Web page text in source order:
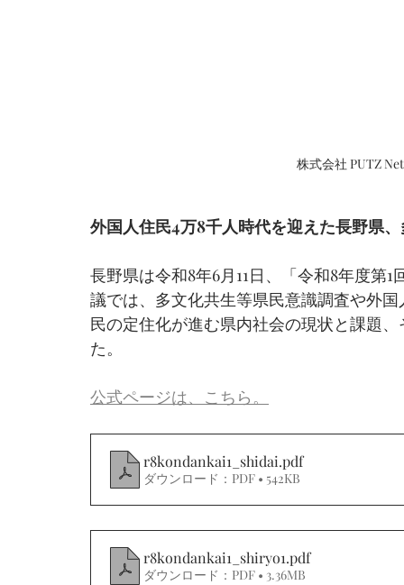
株式会社 PUTZ
外国人住民4万8千人時代を迎えた長野県
長野県は令和8年6月11日、「令和8年度第
議では、多文化共生等県民意識調査や外
民の定住化が進む県内社会の現状と課題
た。
公式ページは、こちら。
r8kondankai1_shidai.pdf
ダウンロード：PDF • 542KB
r8kondankai1_shiryo1.pdf
ダウンロード：PDF • 3.36MB